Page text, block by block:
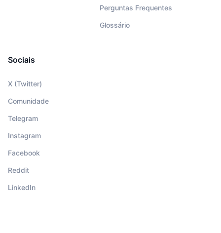
Perguntas Frequentes
Glossário
Sociais
X (Twitter)
Comunidade
Telegram
Instagram
Facebook
Reddit
LinkedIn